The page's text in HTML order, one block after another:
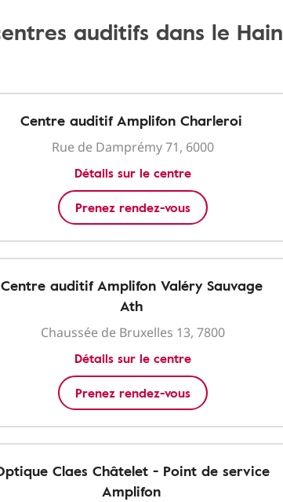
auditifs dans le
Centre auditif Amplifon Charleroi
Rue de Damprémy 71, 6000
Détails sur le centre
Prenez rendez-vous
Centre auditif Amplifon Valéry Sauvage
Ath
Chaussée de Bruxelles 13, 7800
Détails sur le centre
Prenez rendez-vous
Claes Châtelet - Point de service
Amplifon